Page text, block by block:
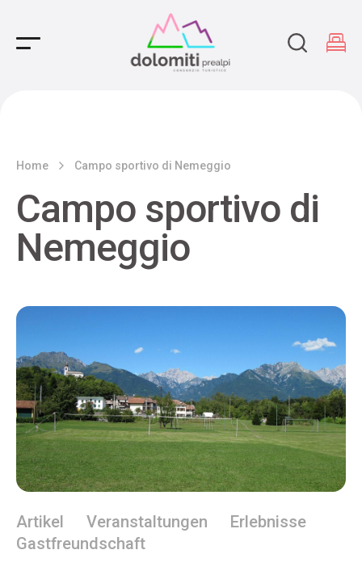
Main Navigation
Home Campo sportivo di Nemeggio
Campo sportivo di
Nemeggio
Artikel Veranstaltungen
Erlebnisse
Gastfreundschaft